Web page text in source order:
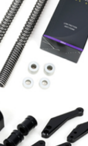
BUELL
ROYAL